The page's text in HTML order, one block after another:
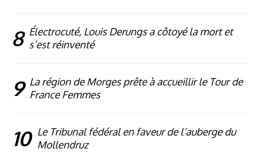
8 Électrocuté, Louis Derungs a côtoyé la mort et
s’est réinventé
9 La région de Morges prête à accueillir le Tour de
France Femmes
10 Le Tribunal fédéral en faveur de l’auberge du
Mollendruz